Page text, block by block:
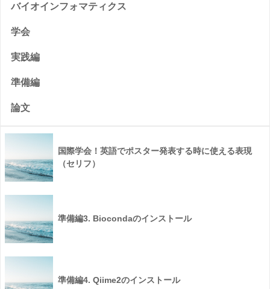
バイオインフォマティクス
学会
実践編
準備編
論文
国際学会！英語でポスター発表する時に使える表現
（セリフ）
準備編3. Biocondaのインストール
準備編4. Qiime2のインストール